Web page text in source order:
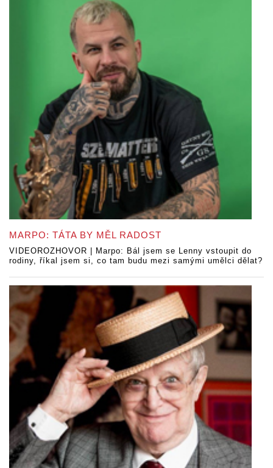
MARPO: TÁTA BY MĚL RADOST
VIDEOROZHOVOR | Marpo: Bál jsem se Lenny vstoupit do
rodiny, říkal jsem si, co tam budu mezi samými umělci dělat?